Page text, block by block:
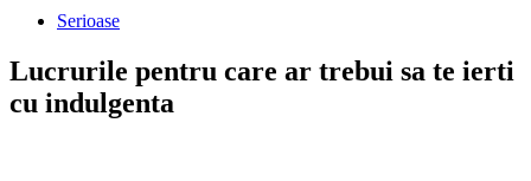
Serioase
Lucrurile pentru care ar trebui sa te ierti
cu indulgenta